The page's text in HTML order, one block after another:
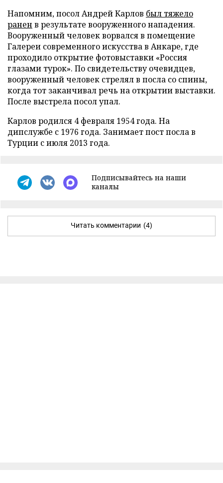
Напомним, посол Андрей Карлов был тяжело
ранен в результате вооруженного нападения.
Вооруженный человек ворвался в помещение
Галереи современного искусства в Анкаре, где
проходило открытие фотовыставки «Россия
глазами турок». По свидетельству очевидцев,
вооруженный человек стрелял в посла со спины,
когда тот заканчивал речь на открытии выставки.
После выстрела посол упал.
Карлов родился 4 февраля 1954 года. На
дипслужбе с 1976 года. Занимает пост посла в
Турции с июля 2013 года.
Подписывайтесь на наши
каналы
Читать комментарии (4)